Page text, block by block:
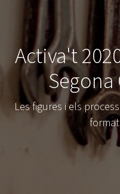
Activa't
Les figures i els